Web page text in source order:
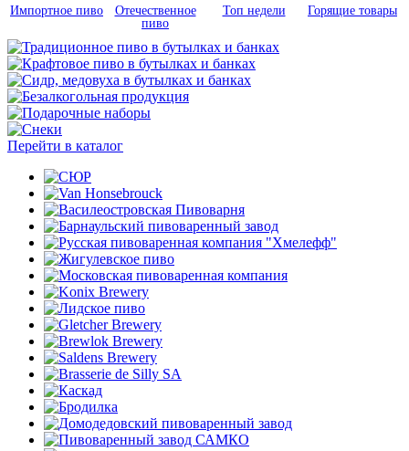
Импортное пиво
Отечественное
пиво
Топ недели Горящие товары
Перейти в каталог